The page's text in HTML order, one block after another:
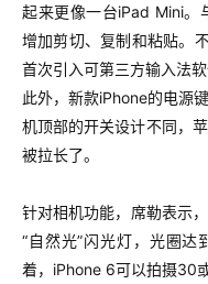
起来更像一台iPad Mini。
增加剪切、复制和粘贴。
首次引入可第三方输入法软
此外，新款iPhone的电源
机顶部的开关设计不同，
被拉长了。
针对相机功能，席勒表示
“自然光”闪光灯，光圈
着，iPhone 6可以拍摄30